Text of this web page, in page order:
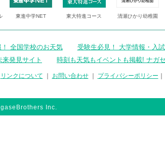
東進中学NET 東大特進コース 清瀬ひかり幼稚園
全国学校のお天気
受験生必見！ 大学情報・入
発見サイト 時刻も天気もイベントも掲載! ナガ
リンクについて お問い合わせ｜ プライバシーポリシー
Inc.